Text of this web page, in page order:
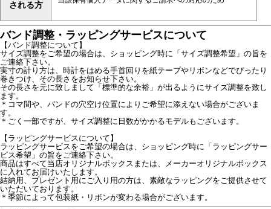
される方
バンド調整・ラッピングサービスについて
【バンド調整について】
サイズ調整をご希望の場合は、ショッピング時に「サイズ調整希望」の旨を
ご連絡下さい。
実寸の計り方は、時計をはめる手首回りを紙テープやリボンなどでぴったり
巻きつけ、その長さをお知らせ下さい。
その長さを元に致しまして「標準的な余裕」が出るようにサイズ調整を致し
ます。
＊コマ間や、バンドの穴空け位置によりご希望に添えない場合がございま
す。
＊ごく一部ですが、サイズ調整に日数がかかるモデルもございます。
【ラッピングサービスについて】
ラッピングサービスをご希望の場合は、ショッピング時に「ラッピングサー
ピス希望」の旨をご連絡下さい。
商品はすべて当店オリジナルボックスまたは、メーカーオリジナルボックス
に入れてお届けいたします。
結納用、プレゼント用にご入り用の方は、素敵なラッピングをご提供させて
いただいております。
＊季節によって包装紙・リボンが変わる場合がございます。